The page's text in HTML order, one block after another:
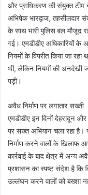
और प्राधिकरण की संयुक्त टीम
अभिषेक भारद्वाज, तहसीलदार
के साथ भारी पुलिस बल मौजूद
गई। एमडीडीए अधिकारियों के
नियमों के विपरीत किया जा
थी, लेकिन नियमों की अनदेखी
पड़ी।
अवैध निर्माण पर लगातार सख्ती
एमडीडीए इन दिनों देहरादून
पर सख्त अभियान चला रहा है।
निर्माण करने वालों के खिलाफ
कार्रवाई के बाद क्षेत्र में अन्य
प्रशासन का स्पष्ट संदेश है कि
उल्लंघन करने वालों को बख्शा